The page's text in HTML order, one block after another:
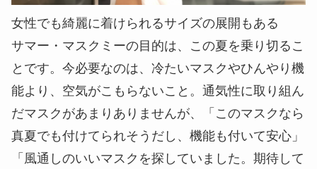
女性でも綺麗に着けられるサイズの展開もある
サマー・マスクミーの目的は、この夏を乗り切るこ
とです。今必要なのは、冷たいマスクやひんやり機
能より、空気がこもらないこと。通気性に取り組ん
だマスクがあまりありませんが、「このマスクなら
真夏でも付けてられそうだし、機能も付いて安心」
「風通しのいいマスクを探していました。期待して